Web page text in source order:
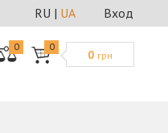
Вход
RU | UA
0 0
0 грн